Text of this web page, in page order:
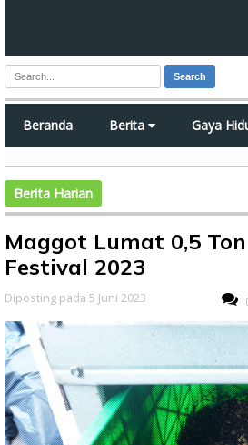
Search
Beranda Berita Gaya
Berita Harian
Maggot Lumat 0,5
Festival 2023
Diposting pada 5 Juni 2023